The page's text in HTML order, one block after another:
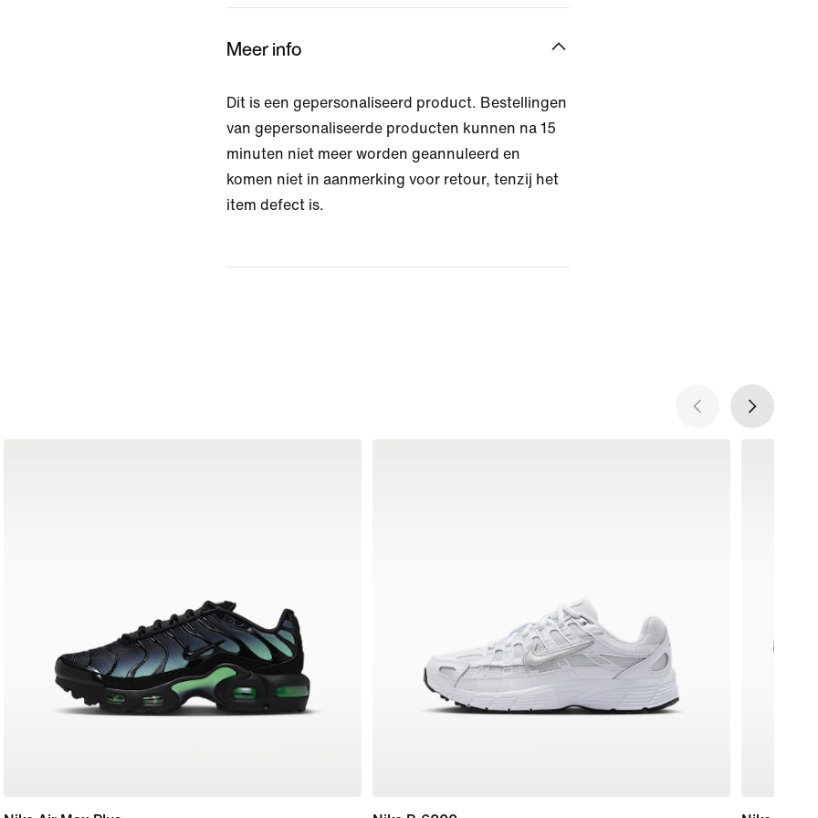
Meer info
Dit is een gepersonaliseerd product. Bestellingen
van gepersonaliseerde producten kunnen na 15
minuten niet meer worden geannuleerd en
komen niet in aanmerking voor retour, tenzij het
item defect is.